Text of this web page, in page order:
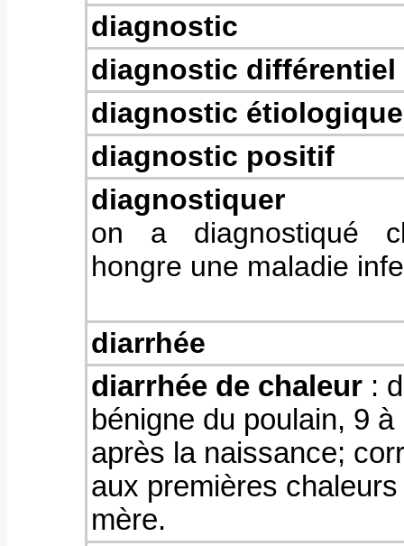
diagnostic
diagnostic différentiel
diagnostic étiologique
diagnostic positif
diagnostiquer
on a diagnostiqué
hongre une maladie
diarrhée
diarrhée de chaleur :
bénigne du poulain, 9
après la naissance;
aux premières
mère.